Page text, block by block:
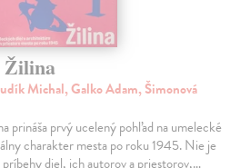
Žilina
Michal, Galko Adam, Šimonová
prináša prvý ucelený pohľad na umelecké
charakter mesta po roku 1945. Nie je
príbehy diel, ich autorov a priestorov,…